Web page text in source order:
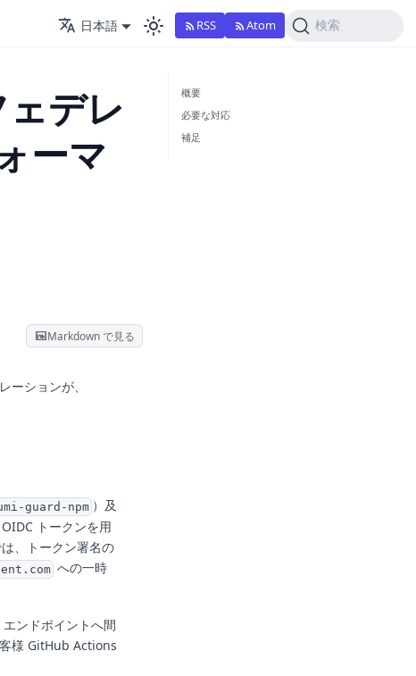
日本語 RSS Atom 検索
デレ
ーマ
Markdown で見る
ションが、
guard-npm）及
トークンを用
、トークン署名の
への一時
ンドポイントへ間
様 GitHub Actions
概要
必要な対応
補足